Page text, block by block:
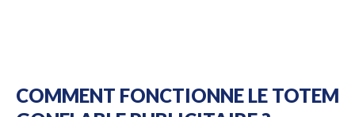
COMMENT FONCTIONNE LE TOTEM